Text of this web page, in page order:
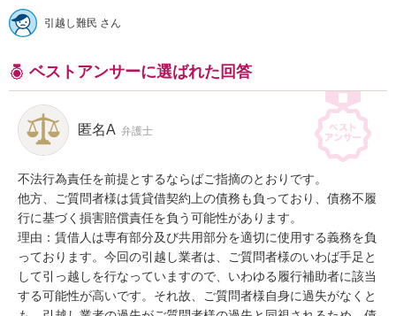
引越し難民 さん
ベストアンサーに選ばれた回答
匿名A 弁護士
不法行為責任を前提とするならばご指摘のとおりです。
他方、ご質問者様は賃貸借契約上の債務も負っており、債務不履
行に基づく損害賠償責任を負う可能性があります。
理由：賃借人は専有部分及び共用部分を適切に使用する義務を負
っております。今回の引越し業者は、ご質問者様のいわば手足と
して引っ越しを行なっていますので、いわゆる履行補助者に該当
する可能性が高いです。それ故、ご質問者様自身に過失がなくと